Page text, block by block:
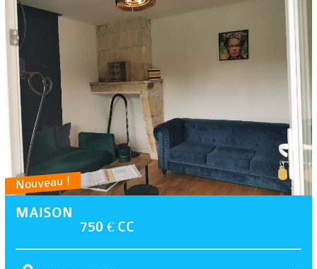
Nouveau !
MAISON
750 € CC